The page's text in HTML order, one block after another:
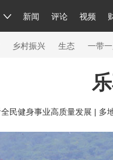
新闻 评论 视频
袖习近平 联播+ 中国
片库 栏目大全 节目单
海外频道 iPanda
乡村振兴 生态 一带
总台春晚
新闻
人民领
民健身事业高质量发展 | 多